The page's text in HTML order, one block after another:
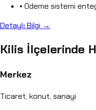
• Ödeme sistemi
Detaylı Bilgi →
Kilis İlçelerinde
Merkez
Ticaret, konut, sanayi